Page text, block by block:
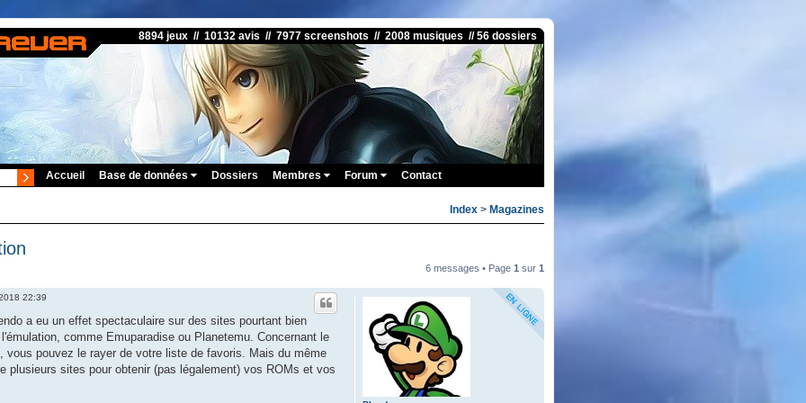
8894 jeux // 10132 avis // 7977 screenshots // 2008 musiques // 56 dossiers
Accueil Base de données Dossiers Membres Forum Contact
Index > Magazines
6 messages • Page 1 sur 1
22:39
a eu un effet spectaculaire sur des sites pourtant bien
comme Emuparadise ou Planetemu. Concernant le
vous pouvez le rayer de votre liste de favoris. Mais du même
plusieurs sites pour obtenir (pas légalement) vos ROMs et vos